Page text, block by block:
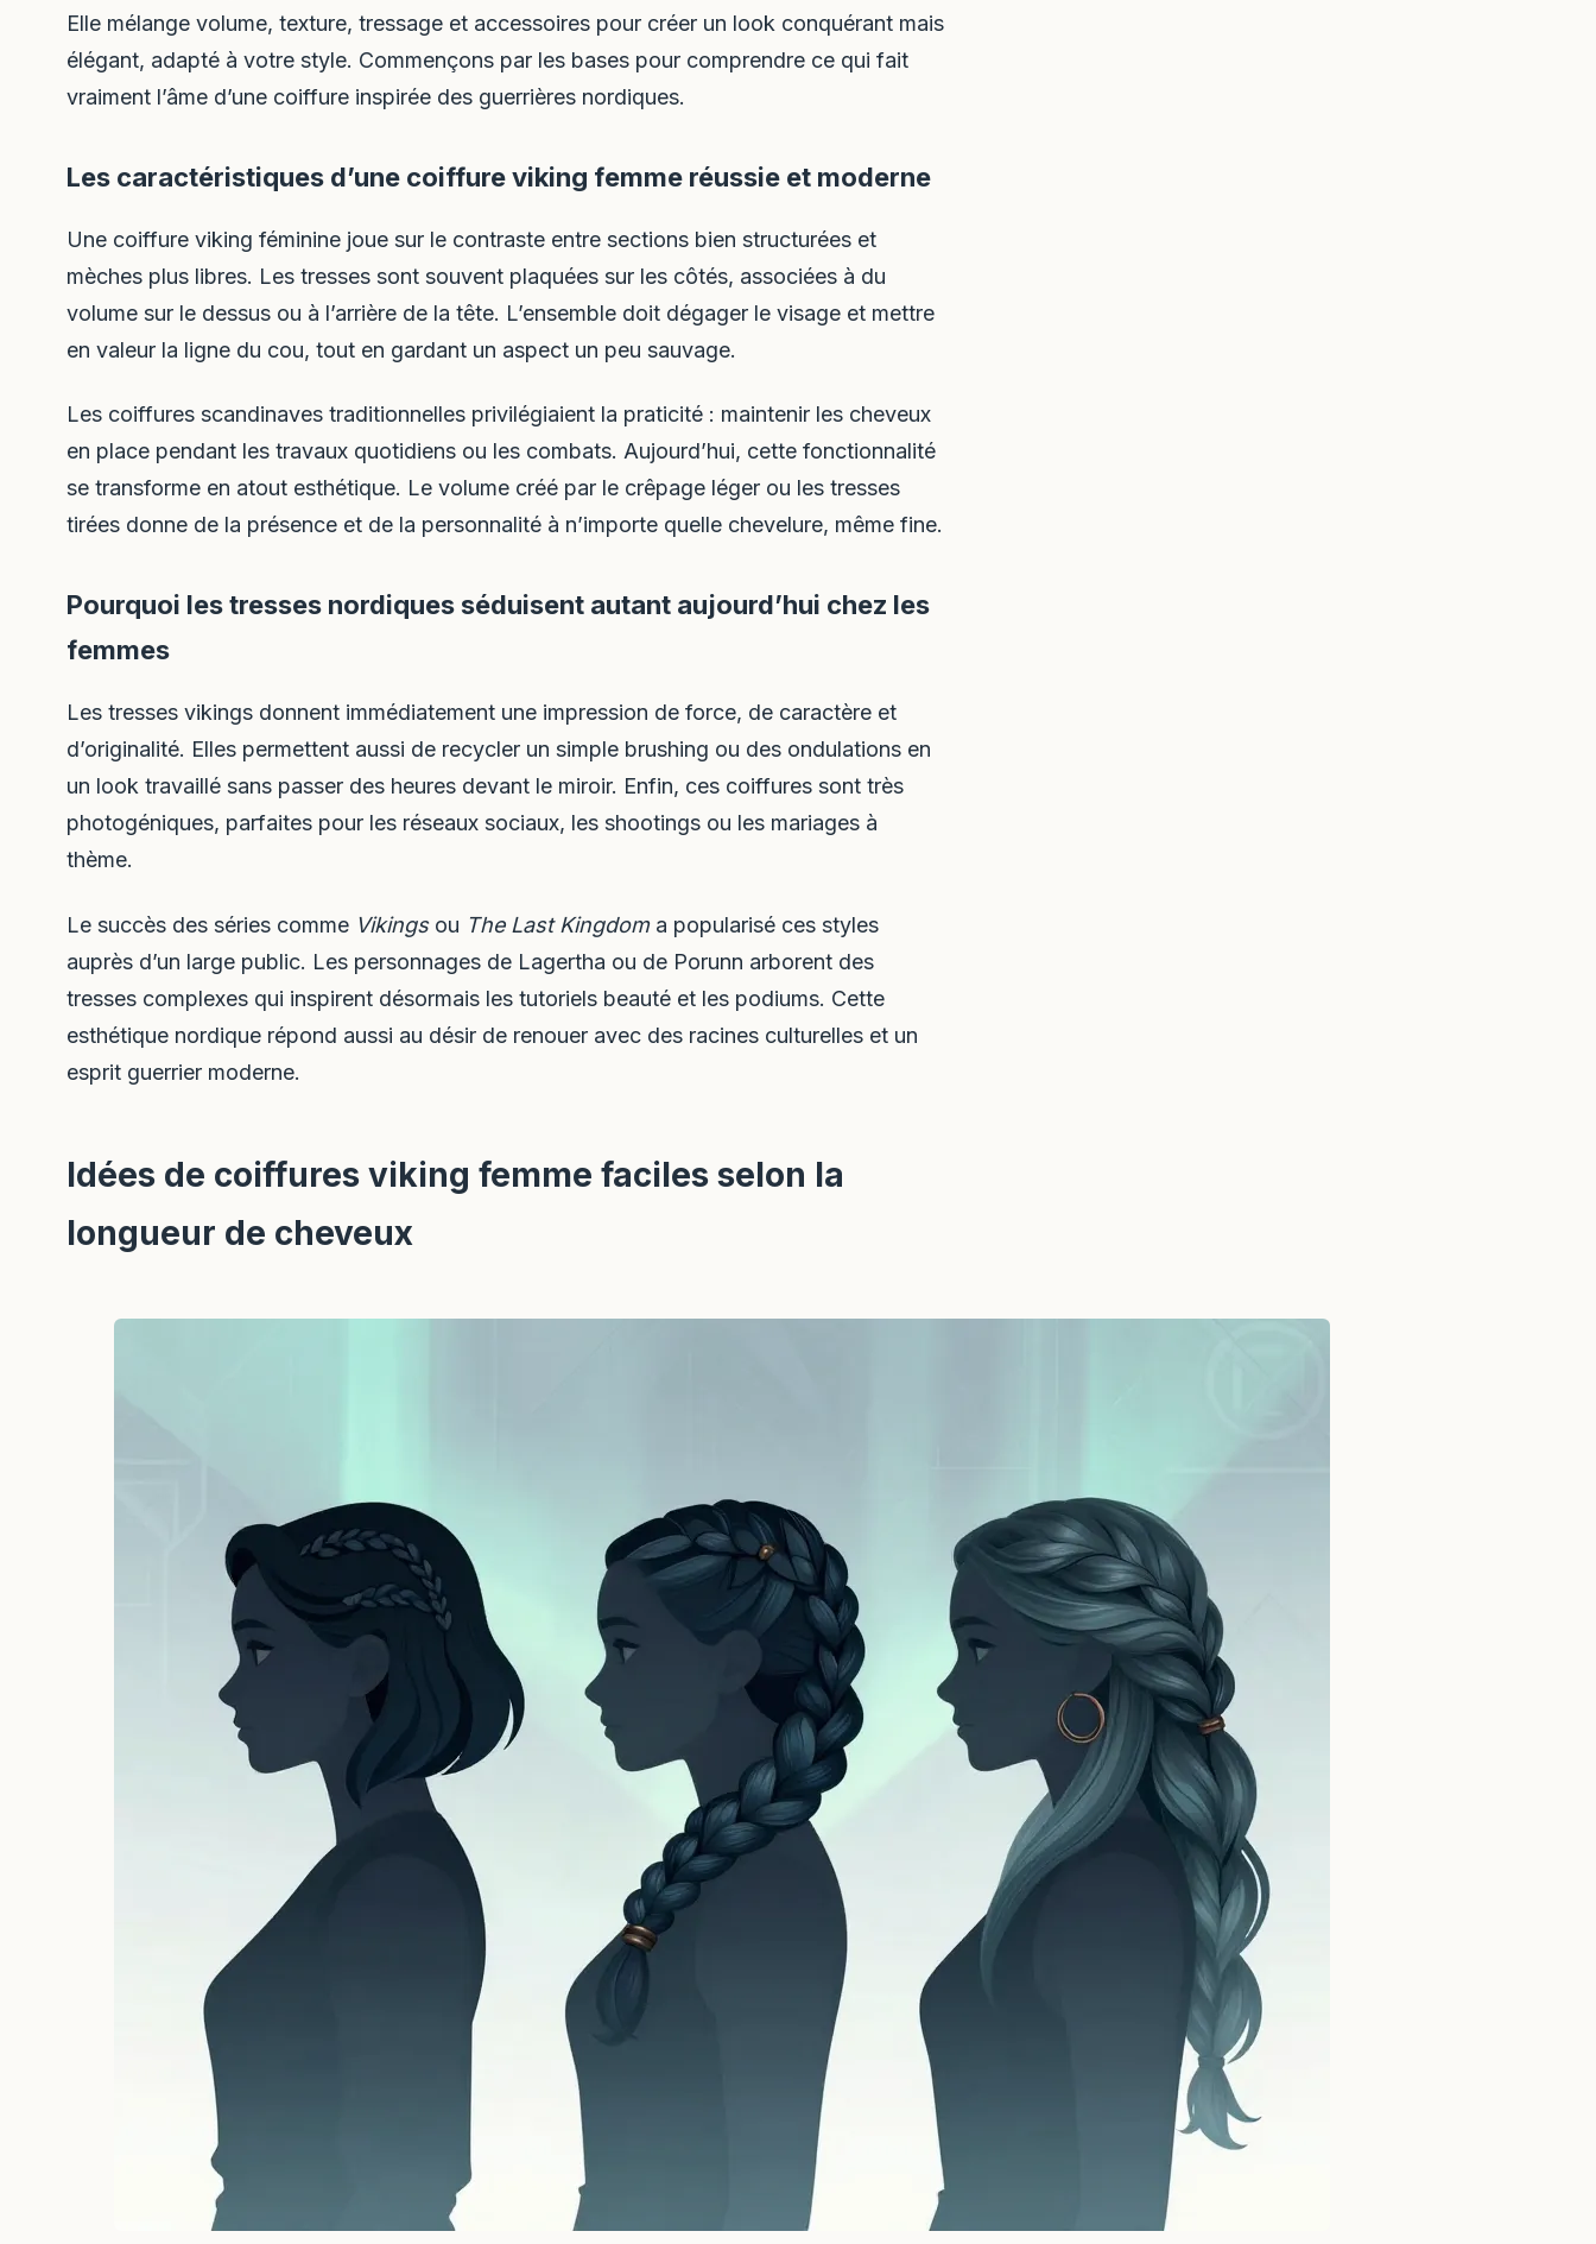
Elle mélange volume, texture, tressage et accessoires pour créer un look conquérant mais
élégant, adapté à votre style. Commençons par les bases pour comprendre ce qui fait
vraiment l’âme d’une coiffure inspirée des guerrières nordiques.
Les caractéristiques d’une coiffure viking femme réussie et moderne
Une coiffure viking féminine joue sur le contraste entre sections bien structurées et
mèches plus libres. Les tresses sont souvent plaquées sur les côtés, associées à du
volume sur le dessus ou à l’arrière de la tête. L’ensemble doit dégager le visage et mettre
en valeur la ligne du cou, tout en gardant un aspect un peu sauvage.
Les coiffures scandinaves traditionnelles privilégiaient la praticité : maintenir les cheveux
en place pendant les travaux quotidiens ou les combats. Aujourd’hui, cette fonctionnalité
se transforme en atout esthétique. Le volume créé par le crêpage léger ou les tresses
tirées donne de la présence et de la personnalité à n’importe quelle chevelure, même fine.
Pourquoi les tresses nordiques séduisent autant aujourd’hui chez les
femmes
Les tresses vikings donnent immédiatement une impression de force, de caractère et
d’originalité. Elles permettent aussi de recycler un simple brushing ou des ondulations en
un look travaillé sans passer des heures devant le miroir. Enfin, ces coiffures sont très
photogéniques, parfaites pour les réseaux sociaux, les shootings ou les mariages à
thème.
Le succès des séries comme Vikingsou The Last Kingdoma popularisé ces styles
auprès d’un large public. Les personnages de Lagertha ou de Porunn arborent des
tresses complexes qui inspirent désormais les tutoriels beauté et les podiums. Cette
esthétique nordique répond aussi au désir de renouer avec des racines culturelles et un
esprit guerrier moderne.
Idées de coiffures viking femme faciles selon la
longueur de cheveux